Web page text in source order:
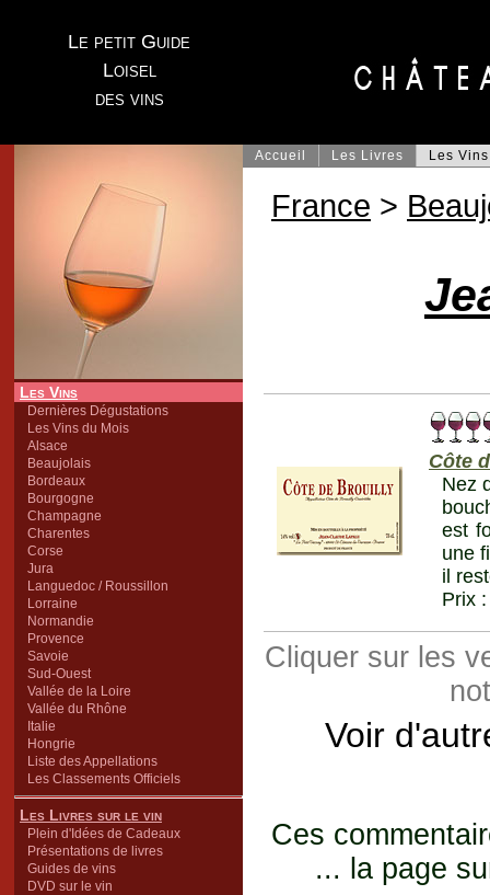
Le petit Guide
Loisel
des vins
Les Vins
Dernières Dégustations
Les Vins du Mois
Alsace
Beaujolais
Bordeaux
Bourgogne
Champagne
Charentes
Corse
Jura
Languedoc / Roussillon
Lorraine
Normandie
Provence
Savoie
Sud-Ouest
Vallée de la Loire
Vallée du Rhône
Italie
Hongrie
Liste des Appellations
Les Classements Officiels
Les Livres sur le vin
Plein d'Idées de Cadeaux
Présentations de livres
Guides de vins
DVD sur le vin
Accueil Les Livres Les Vins
France >
Côte
Nez
est
une
il
Prix
Cliquer sur les
Voir
Ces
... la page